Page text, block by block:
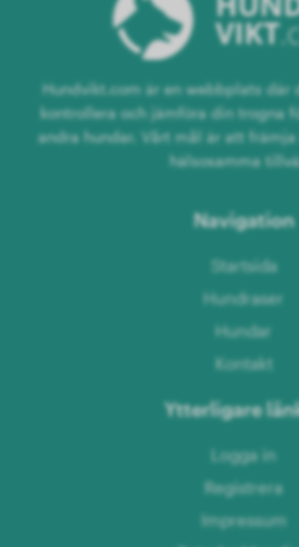
Hundvikt.com är en webbplats där
kontrollera och jämföra din trogna
andra hundar. Vårt mål är att
hälsosamma
Navigation
Startsida
Hundraser
Hundar
Kontakt
Ytterligare
Logga in
Registrera
Impressum